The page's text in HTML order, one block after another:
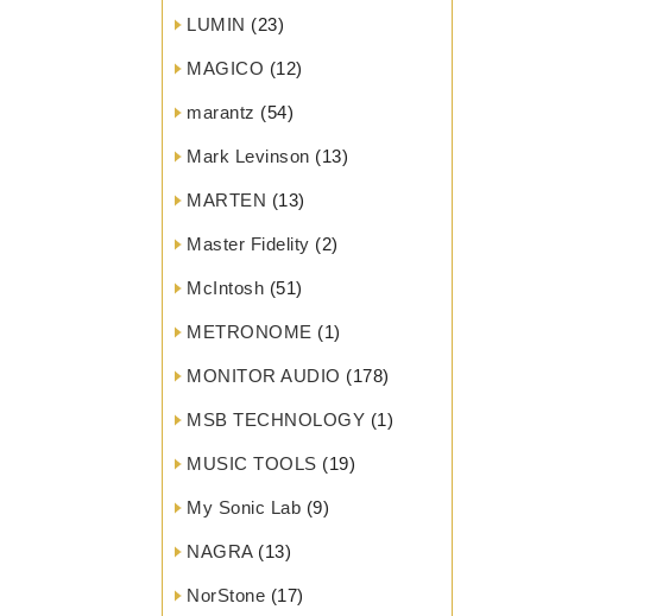
LUMIN (23)
MAGICO (12)
marantz (54)
Mark Levinson (13)
MARTEN (13)
Master Fidelity (2)
McIntosh (51)
METRONOME (1)
MONITOR AUDIO (178)
MSB TECHNOLOGY (1)
MUSIC TOOLS (19)
My Sonic Lab (9)
NAGRA(13)
NorStone (17)